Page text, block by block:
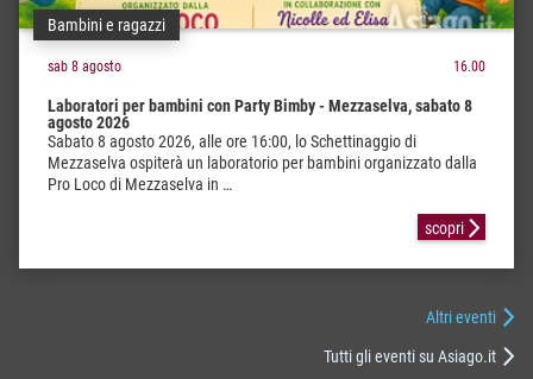
Bambini e ragazzi
sab 8 agosto 16.00
Laboratori per bambini con Party Bimby - Mezzaselva, sabato 8
agosto 2026
Sabato 8 agosto 2026, alle ore 16:00, lo Schettinaggio di
Mezzaselva ospiterà un laboratorio per bambini organizzato dalla
Pro Loco di Mezzaselva in …
scopri
Altri eventi
Tutti gli eventi su Asiago.it